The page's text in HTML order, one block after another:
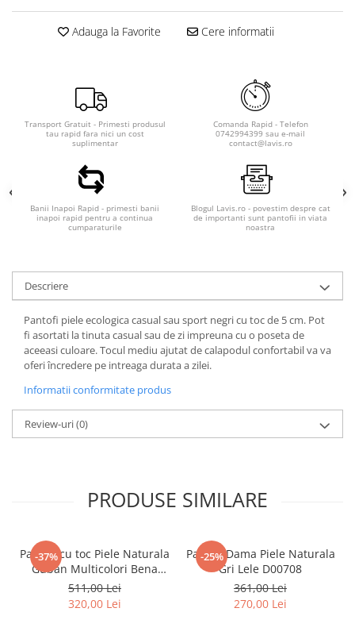
Adauga la Favorite Cere informatii
Transport Gratuit - Primesti produsul
tau rapid fara nici un cost
suplimentar
Comanda Rapid - Telefon
0742994399 sau e-mail
contact@lavis.ro
Banii Inapoi Rapid - primesti banii
inapoi rapid pentru a continua
cumparaturile
Blogul Lavis.ro - povestim despre cat
de importanti sunt pantofii in viata
noastra
Descriere
Pantofi piele ecologica casual sau sport negri cu toc de 5 cm. Pot
fi asortati la tinuta casual sau de zi impreuna cu o poseta de
aceeasi culoare. Tocul mediu ajutat de calapodul confortabil va va
oferi încredere pe intreaga durata a zilei.
Informatii conformitate produs
Review-uri(0)
PRODUSE SIMILARE
-37%
Pantofi cu toc Piele Naturala
Guban Multicolori Bena
D00646
511,00 Lei
320,00 Lei
-25%
Pantofi Dama Piele Naturala
Gri Lele D00708
361,00 Lei
270,00 Lei